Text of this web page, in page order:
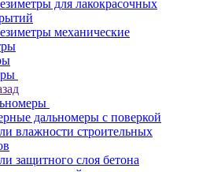
для лакокрасочных
механические
дальномеры с поверкой
влажности строительных
защитного слоя бетона